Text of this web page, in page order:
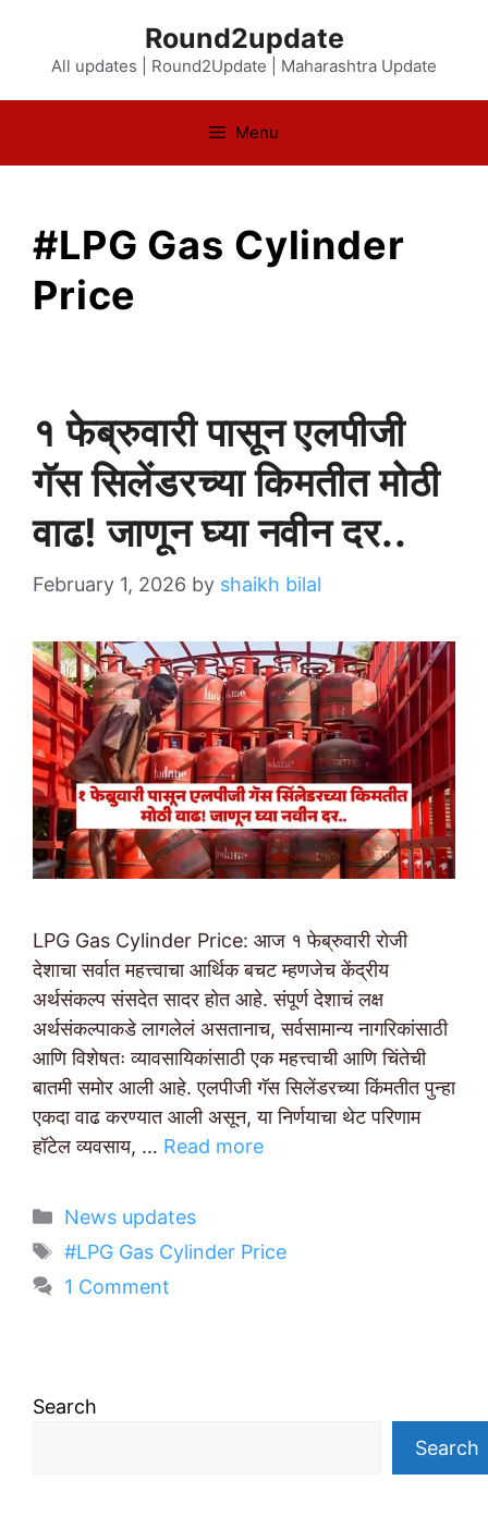
content
Round2update
All updates | Round2Update | Maharashtra Update
Menu
#LPG Gas Cylinder
Price
१ फेब्रुवारी पासून एलपीजी
गॅस सिलेंडरच्या किमतीत मोठी
वाढ! जाणून घ्या नवीन दर..
February 1, 2026 by shaikh bilal
LPG Gas Cylinder Price: आज १ फेब्रुवारी रोजी
देशाचा सर्वात महत्त्वाचा आर्थिक बचट म्हणजेच केंद्रीय
अर्थसंकल्प संसदेत सादर होत आहे. संपूर्ण देशाचं लक्ष
अर्थसंकल्पाकडे लागलेलं असतानाच, सर्वसामान्य नागरिकांसाठी
आणि विशेषतः व्यावसायिकांसाठी एक महत्त्वाची आणि चिंतेची
बातमी समोर आली आहे. एलपीजी गॅस सिलेंडरच्या किंमतीत पुन्हा
एकदा वाढ करण्यात आली असून, या निर्णयाचा थेट परिणाम
हॉटेल व्यवसाय, … Read more
Categories
News updates
Tags
#LPG Gas Cylinder Price
1 Comment
Search
Search